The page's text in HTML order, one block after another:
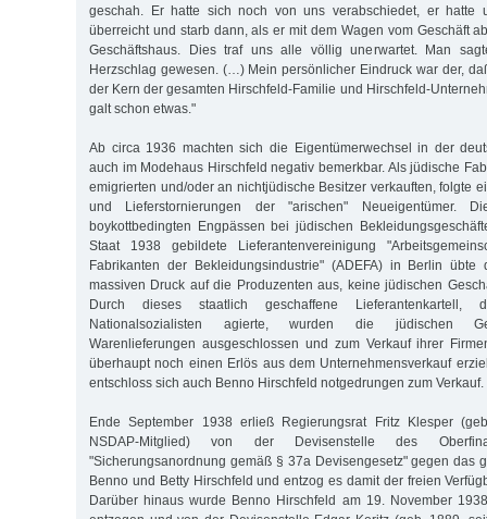
geschah. Er hatte sich noch von uns verabschiedet, er hatte
überreicht und starb dann, als er mit dem Wagen vom Geschäft
Geschäftshaus. Dies traf uns alle völlig unerwartet. Man
Herzschlag gewesen. (…) Mein persönlicher Eindruck war der,
der Kern der gesamten Hirschfeld-Familie und Hirschfeld-
galt schon etwas."
Ab circa 1936 machten sich die Eigentümerwechsel in der
auch im Modehaus Hirschfeld negativ bemerkbar. Als jüdische
emigrierten und/oder an nichtjüdische Besitzer verkauften, folgte
und Lieferstornierungen der "arischen" Neueigentümer.
boykottbedingten Engpässen bei jüdischen
Staat 1938 gebildete Lieferantenvereinigung
Fabrikanten der Bekleidungsindustrie" (ADEFA) in Berlin übte
massiven Druck auf die Produzenten aus, keine jüdischen
Durch dieses staatlich geschaffene
Nationalsozialisten agierte, wurden die jüdischen
Warenlieferungen ausgeschlossen und zum Verkauf ihrer
überhaupt noch einen Erlös aus dem Unternehmensverkauf
entschloss sich auch Benno Hirschfeld notgedrungen zum Verkauf.
Ende September 1938 erließ Regierungsrat Fritz Klesper
NSDAP-Mitglied) von der Devisenstelle des
"Sicherungsanordnung gemäß § 37a Devisengesetz" gegen das
Benno und Betty Hirschfeld und entzog es damit der freien
Darüber hinaus wurde Benno Hirschfeld am 19. November